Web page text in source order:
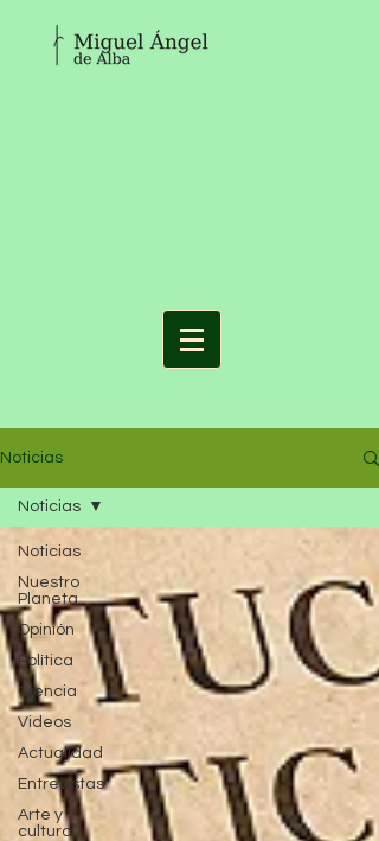
Noticias
Noticias
Nuestro
Planeta
Opinión
Política
Ciencia
Videos
Actualidad
Entrevistas
Arte y
cultura
Noticias